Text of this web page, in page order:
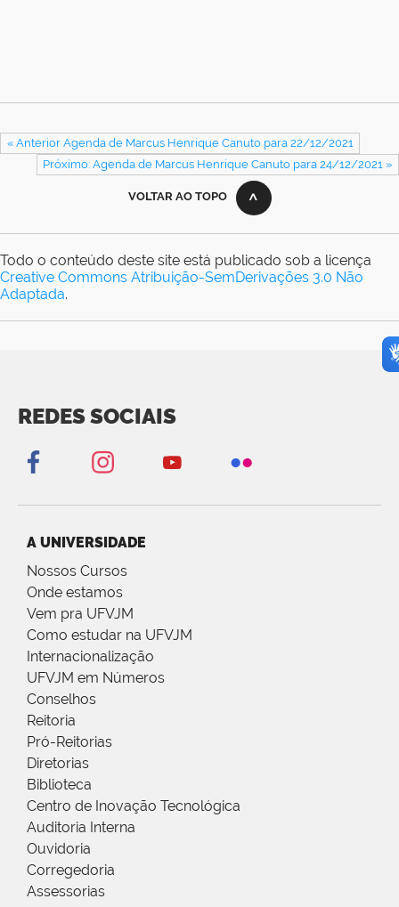
« Anterior Agenda de Marcus Henrique Canuto para 22/12/2021
Próximo: Agenda de Marcus Henrique Canuto para 24/12/2021 »
VOLTAR AO TOPO
Todo o conteúdo deste site está publicado sob a licença
Creative Commons Atribuição-SemDerivações 3.0 Não
Adaptada.
REDES SOCIAIS
A UNIVERSIDADE
Nossos Cursos
Onde estamos
Vem pra UFVJM
Como estudar na UFVJM
Internacionalização
UFVJM em Números
Conselhos
Reitoria
Pró-Reitorias
Diretorias
Biblioteca
Centro de Inovação Tecnológica
Auditoria Interna
Ouvidoria
Corregedoria
Assessorias